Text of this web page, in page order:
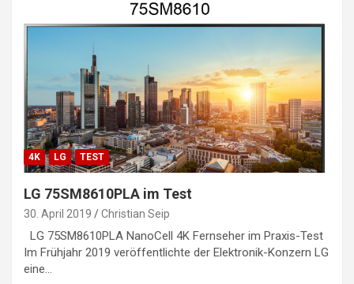
4K LG TEST
LG 75SM8610PLA im Test
30. April 2019 Christian Seip
LG 75SM8610PLA NanoCell 4K Fernseher im Praxis-Test
Im Frühjahr 2019 veröffentlichte der Elektronik-Konzern LG
eine…